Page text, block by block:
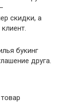
скидки, а
букинг
друга.